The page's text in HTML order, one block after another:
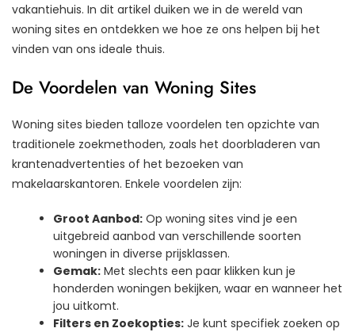
vakantiehuis. In dit artikel duiken we in de wereld van
woning sites en ontdekken we hoe ze ons helpen bij het
vinden van ons ideale thuis.
De Voordelen van Woning Sites
Woning sites bieden talloze voordelen ten opzichte van
traditionele zoekmethoden, zoals het doorbladeren van
krantenadvertenties of het bezoeken van
makelaarskantoren. Enkele voordelen zijn:
Groot Aanbod: Op woning sites vind je een
uitgebreid aanbod van verschillende soorten
woningen in diverse prijsklassen.
Gemak: Met slechts een paar klikken kun je
honderden woningen bekijken, waar en wanneer het
jou uitkomt.
Filters en Zoekopties: Je kunt specifiek zoeken op